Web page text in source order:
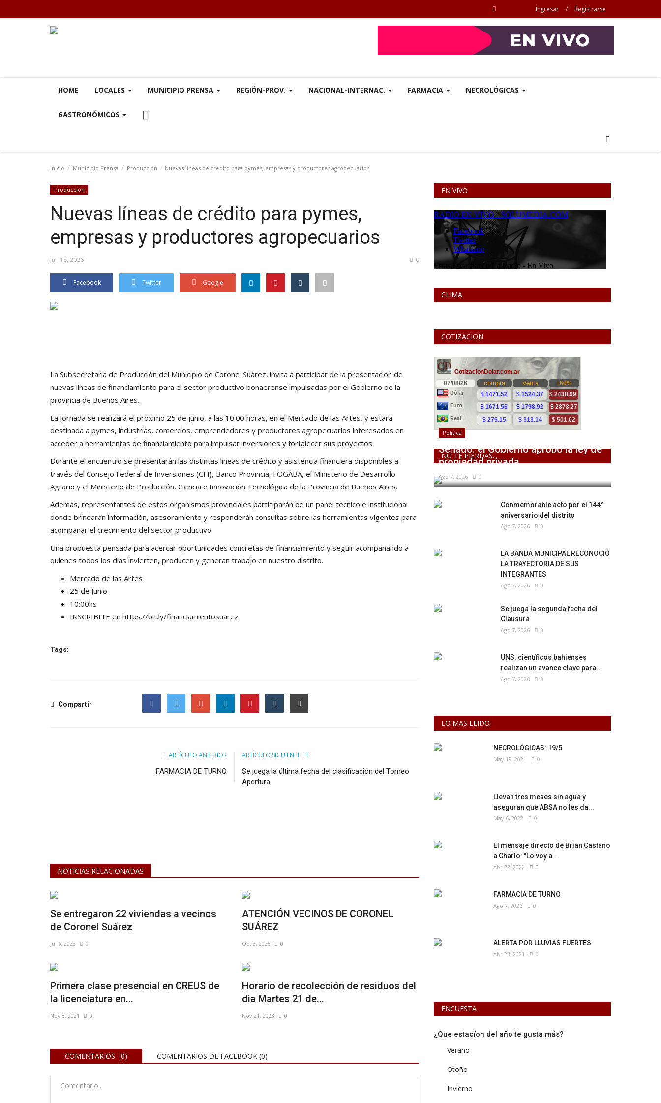
Ingresar / Registrarse
HOME LOCALES MUNICIPIO PRENSA REGIÓN-PROV. NACIONAL-INTERNAC. FARMACIA NECROLÓGICAS
GASTRONÓMICOS
Inicio Municipio Prensa Producción Nuevas líneas de crédito para pymes, empresas y productores agropecuarios
Producción
Nuevas líneas de crédito para pymes,
empresas y productores agropecuarios
Jun 18, 2026 0
Facebook Twitter Google
La Subsecretaría de Producción del Municipio de Coronel Suárez, invita a participar de la presentación de
nuevas líneas de financiamiento para el sector productivo bonaerense impulsadas por el Gobierno de la
provincia de Buenos Aires.
La jornada se realizará el próximo 25 de junio, a las 10:00 horas, en el Mercado de las Artes, y estará
destinada a pymes, industrias, comercios, emprendedores y productores agropecuarios interesados en
acceder a herramientas de financiamiento para impulsar inversiones y fortalecer sus proyectos.
Durante el encuentro se presentarán las distintas líneas de crédito y asistencia financiera disponibles a
través del Consejo Federal de Inversiones (CFI), Banco Provincia, FOGABA, el Ministerio de Desarrollo
Agrario y el Ministerio de Producción, Ciencia e Innovación Tecnológica de la Provincia de Buenos Aires.
Además, representantes de estos organismos provinciales participarán de un panel técnico e institucional
donde brindarán información, asesoramiento y responderán consultas sobre las herramientas vigentes para
acompañar el crecimiento del sector productivo.
Una propuesta pensada para acercar oportunidades concretas de financiamiento y seguir acompañando a
quienes todos los días invierten, producen y generan trabajo en nuestro distrito.
Mercado de las Artes
25 de Junio
10:00hs
INSCRIBITE en https://bit.ly/financiamientosuarez
Tags:
Compartir
ARTÍCULO ANTERIOR
FARMACIA DE TURNO
ARTÍCULO SIGUIENTE
Se juega la última fecha del clasificación del Torneo
Apertura
NOTICIAS RELACIONADAS
Se entregaron 22 viviendas a vecinos
de Coronel Suárez
Jul 6, 2023 0
ATENCIÓN VECINOS DE CORONEL
SUÁREZ
Oct 3, 2025 0
Primera clase presencial en CREUS de
la licenciatura en...
Nov 8, 2021 0
Horario de recolección de residuos del
dia Martes 21 de...
Nov 21, 2023 0
COMENTARIOS (0) COMENTARIOS DE FACEBOOK (0)
EN VIVO
CLIMA
COTIZACION
NO TE PIERDAS...
Politica
Senado: el Gobierno aprobó la ley de
propiedad privada,...
Ago 7, 2026 0
Conmemorable acto por el 144°
aniversario del distrito
Ago 7, 2026 0
LA BANDA MUNICIPAL RECONOCIÓ
LA TRAYECTORIA DE SUS
INTEGRANTES
Ago 7, 2026 0
Se juega la segunda fecha del
Clausura
Ago 7, 2026 0
UNS: científicos bahienses
realizan un avance clave para...
Ago 7, 2026 0
LO MAS LEIDO
NECROLÓGICAS: 19/5
May 19, 2021 0
Llevan tres meses sin agua y
aseguran que ABSA no les da...
May 6, 2022 0
El mensaje directo de Brian Castaño
a Charlo: "Lo voy a...
Abr 22, 2022 0
FARMACIA DE TURNO
Ago 7, 2026 0
ALERTA POR LLUVIAS FUERTES
Abr 23, 2021 0
ENCUESTA
¿Que estacíon del año te gusta más?
Verano
Otoño
Invierno